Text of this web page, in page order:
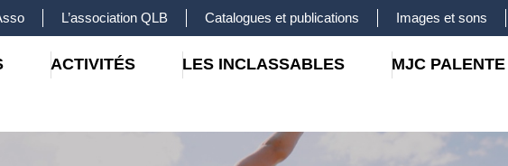
L’association QLB Catalogues et publications Images et sons
ACTIVITÉS LES INCLASSABLES MJC PALENTE